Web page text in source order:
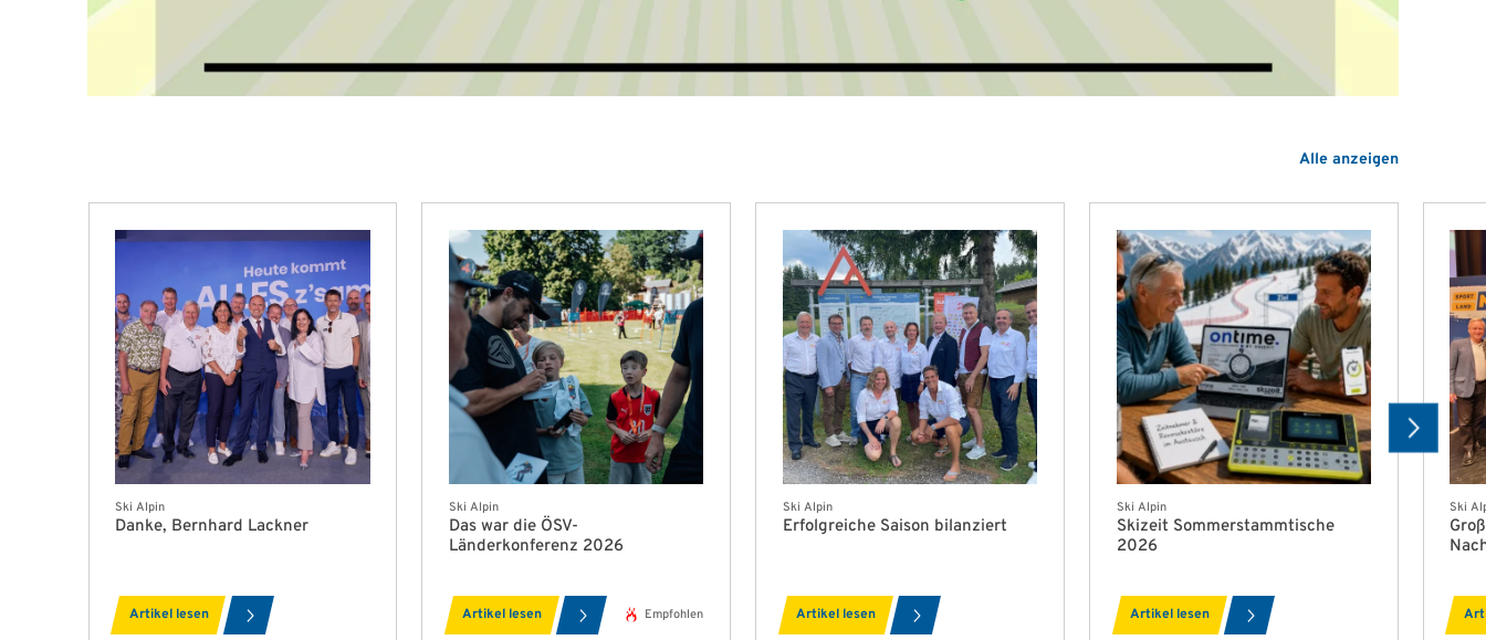
Alle anzeigen
Ski Alpin
Danke, Bernhard Lackner
Artikel lesen
Ski Alpin
Das war die ÖSV-
Länderkonferenz 2026
Artikel lesen Empfohlen
Ski Alpin
Erfolgreiche Saison bilanziert
Artikel lesen
Ski Alpin
Skizeit Sommerstammtische
2026
Artikel lesen
Ski